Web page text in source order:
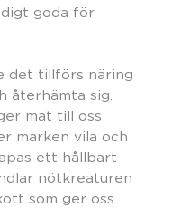
goda för
det tillförs näring
återhämta sig.
mat till oss
marken vila och
ett hållbart
nötkreaturen
som ger oss